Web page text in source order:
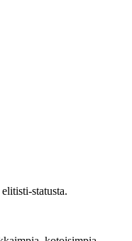
statusta.